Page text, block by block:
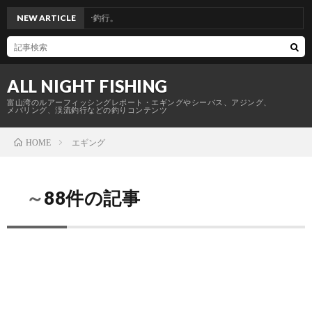
ALL NIGHT FISHING
富山湾のルアーフィッシングレポート・エギングやシーバス、アジング、
メバリング、渓流釣行などの釣りコンテンツ
NEW ARTICLE
ぱりリレー釣行。
HOME エギング
～88件の記事